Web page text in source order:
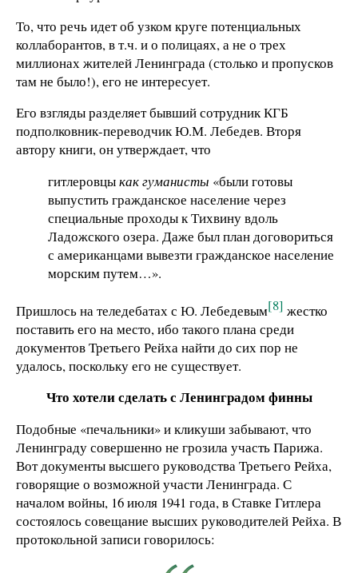
То, что речь идет об узком круге потенциальных
коллаборантов, в т.ч. и о полицаях, а не о трех
миллионах жителей Ленинграда (столько и пропусков
там не было!), его не интересует.
Его взгляды разделяет бывший сотрудник КГБ
подполковник-переводчик Ю.М. Лебедев. Вторя
автору книги, он утверждает, что
гитлеровцыкак гуманисты «были готовы
выпустить гражданское население через
специальные проходы к Тихвину вдоль
Ладожского озера. Даже был план договориться
с американцами вывезти гражданское население
морским путем…».
Пришлось на теледебатах с Ю. Лебедевым[8] жестко
поставить его на место, ибо такого плана среди
документов Третьего Рейха найти до сих пор не
удалось, поскольку его не существует.
Что хотели сделать с Ленинградом финны
Подобные «печальники» и кликуши забывают, что
Ленинграду совершенно не грозила участь Парижа.
Вот документы высшего руководства Третьего Рейха,
говорящие о возможной участи Ленинграда. С
началом войны, 16 июля 1941 года, в Ставке Гитлера
состоялось совещание высших руководителей Рейха. В
протокольной записи говорилось: